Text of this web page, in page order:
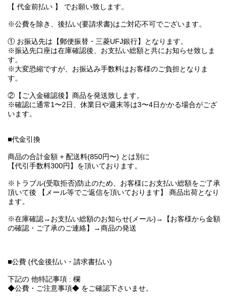
【 代金前払い 】 でお願い致します。
※公費を除き、後払い(要請求書)はご対応不可でございます。
① お振込先は【郵便振替・三菱UFJ銀行】となります。
※振込先口座は在庫確認後、お支払い総額と共にお知らせ致しま
す。
※大変恐縮ですが、お振込み手数料はお客様のご負担となりま
す。
②【ご入金確認後】商品を発送致します。
※確認に通常1〜2日、休業日や週末等は3〜4日かかる場合がござ
います。
■代金引換
商品の合計金額 + 配送料(850円〜) とは別に
【代引手数料300円】を頂いております。
※トラブル(受取拒否)防止のため、お客様にお支払い総額をご了承
頂いて後 【メール等でご返信を頂いております】 商品出荷となり
ます。
※在庫確認→お支払い総額のお知らせ(メール)→【お客様から金額
の確認・ご了承のご連絡】→商品の発送
■公費 (代金後払い・請求書払い)
下記の 他特記事項 : 欄
◆公費・ご注意事項◆ をご確認下さいませ。